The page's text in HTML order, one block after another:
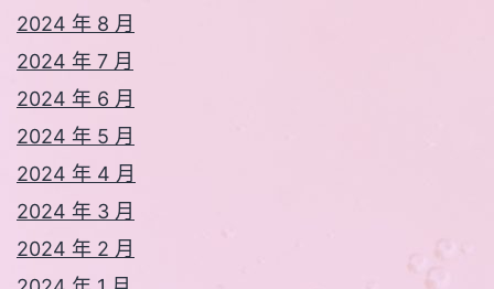
2024 年 8 月
2024 年 7 月
2024 年 6 月
2024 年 5 月
2024 年 4 月
2024 年 3 月
2024 年 2 月